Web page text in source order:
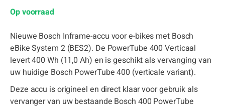
Op voorraad
Nieuwe Bosch Inframe-accu voor e-bikes met Bosch
eBike System 2 (BES2). De PowerTube 400 Verticaal
levert 400 Wh (11,0 Ah) en is geschikt als vervanging van
uw huidige Bosch PowerTube 400 (verticale variant).
Deze accu is origineel en direct klaar voor gebruik als
vervanger van uw bestaande Bosch 400 PowerTube